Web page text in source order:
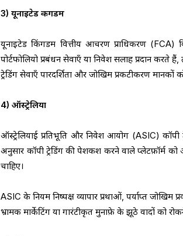
3) यूनाइटेड किंगडम
यूनाइटेड किंगडम वित्तीय आचरण प्राधिकरण (FCA)
पोर्टफोलियो प्रबंधन सेवाएँ या निवेश सलाह प्रदान करते
ट्रेडिंग सेवाएँ पारदर्शिता और जोखिम प्रकटीकरण
4) ऑस्ट्रेलिया
ऑस्ट्रेलियाई प्रतिभूति और निवेश आयोग (ASIC)
अनुसार कॉपी ट्रेडिंग की पेशकश करने वाले प्लेटफ़ॉर्म को
चाहिए।
ASIC के नियम निष्पक्ष व्यापार प्रथाओं, पर्याप्त
भ्रामक मार्केटिंग या गारंटीकृत मुनाफ़े के झूठे वादों को